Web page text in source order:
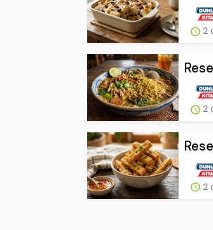
2
2
2